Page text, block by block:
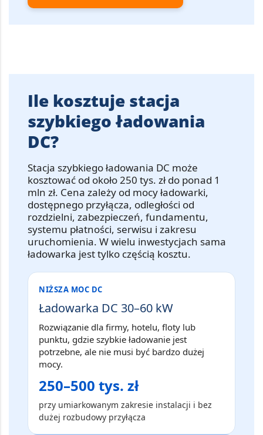
Ile kosztuje stacja
szybkiego ładowania
DC?
Stacja szybkiego ładowania DC może
kosztować od około 250 tys. zł do ponad 1
mln zł. Cena zależy od mocy ładowarki,
dostępnego przyłącza, odległości od
rozdzielni, zabezpieczeń, fundamentu,
systemu płatności, serwisu i zakresu
uruchomienia. W wielu inwestycjach sama
ładowarka jest tylko częścią kosztu.
NIŻSZA MOC DC
Ładowarka DC 30–60 kW
Rozwiązanie dla firmy, hotelu, floty lub
punktu, gdzie szybkie ładowanie jest
potrzebne, ale nie musi być bardzo dużej
mocy.
250–500 tys. zł
przy umiarkowanym zakresie instalacji i bez
dużej rozbudowy przyłącza